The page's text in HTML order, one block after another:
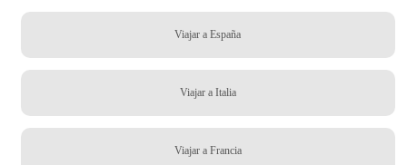
Viajar a España
Viajar a Italia
Viajar a Francia